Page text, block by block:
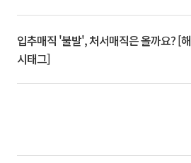
입추매직 '불발', 처서매직은 올까요? [해
시태그]